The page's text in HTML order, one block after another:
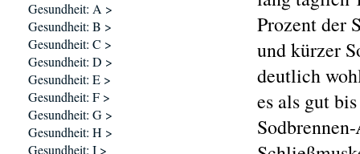
Prozent der
und kürzer
deutlich
es als gut
Gesundheit: A >
Gesundheit: B >
Gesundheit: C >
Gesundheit: D >
Gesundheit: E >
Gesundheit: F >
Gesundheit: G >
Gesundheit: H >
Gesundheit: I >